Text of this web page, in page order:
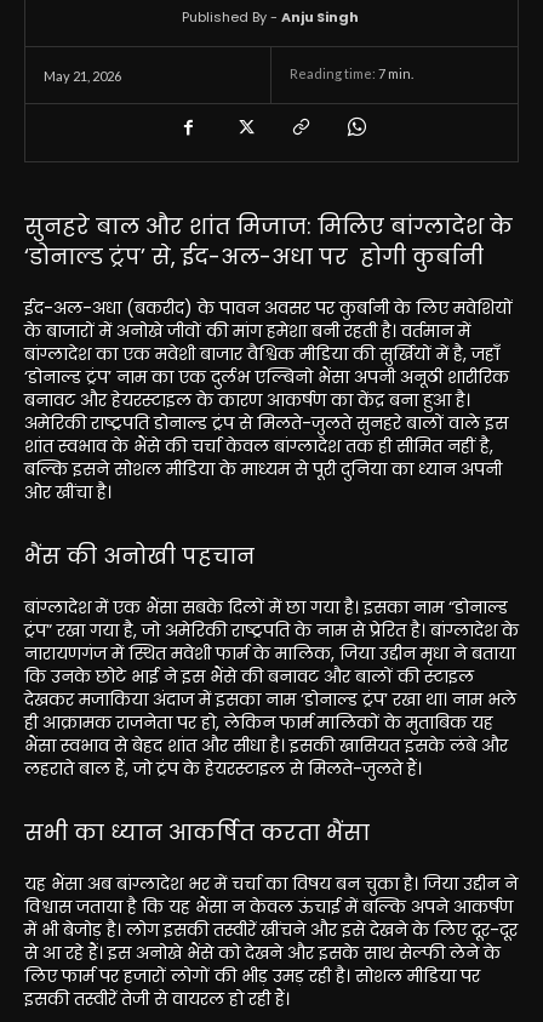
May 21, 2026 Reading time: 7 min.
Published By - Anju Singh
सुनहरे बाल और शांत मिजाज: मिलिए बांग्लादेश के
‘डोनाल्ड ट्रंप’ से, ईद-अल-अधा पर होगी कुर्बानी
ईद-अल-अधा (बकरीद) के पावन अवसर पर कुर्बानी के लिए मवेशियों
के बाजारों में अनोखे जीवों की मांग हमेशा बनी रहती है। वर्तमान में
बांग्लादेश का एक मवेशी बाजार वैश्विक मीडिया की सुर्खियों में है, जहाँ
‘डोनाल्ड ट्रंप’ नाम का एक दुर्लभ एल्बिनो भैंसा अपनी अनूठी शारीरिक
बनावट और हेयरस्टाइल के कारण आकर्षण का केंद्र बना हुआ है।
अमेरिकी राष्ट्रपति डोनाल्ड ट्रंप से मिलते-जुलते सुनहरे बालों वाले इस
शांत स्वभाव के भैंसे की चर्चा केवल बांग्लादेश तक ही सीमित नहीं है,
बल्कि इसने सोशल मीडिया के माध्यम से पूरी दुनिया का ध्यान अपनी
ओर खींचा है।
भैंस की अनोखी पहचान
बांग्लादेश में एक भैंसा सबके दिलों में छा गया है। इसका नाम “डोनाल्ड
ट्रंप” रखा गया है, जो अमेरिकी राष्ट्रपति के नाम से प्रेरित है।बांग्लादेश के
नारायणगंज में स्थित मवेशी फार्म के मालिक, जिया उद्दीन मृधा ने बताया
कि उनके छोटे भाई ने इस भैंसे की बनावट और बालों की स्टाइल
देखकर मजाकिया अंदाज में इसका नाम ‘डोनाल्ड ट्रंप’ रखा था। नाम भले
ही आक्रामक राजनेता पर हो, लेकिन फार्म मालिकों के मुताबिक यह
भैंसा स्वभाव से बेहद शांत और सीधा है।इसकी खासियत इसके लंबे और
लहराते बाल हैं, जो ट्रंप के हेयरस्टाइल से मिलते-जुलते हैं।
सभी का ध्यान आकर्षित करता भैंसा
यह भैंसा अब बांग्लादेश भर में चर्चा का विषय बन चुका है। जिया उद्दीन ने
विश्वास जताया है कि यह भैंसा न केवल ऊंचाई में बल्कि अपने आकर्षण
में भी बेजोड़ है। लोग इसकी तस्वीरें खींचने और इसे देखने के लिए दूर-दूर
से आ रहे हैं। इस अनोखे भैंसे को देखने और इसके साथ सेल्फी लेने के
लिए फार्म पर हजारों लोगों की भीड़ उमड़ रही है। सोशल मीडिया पर
इसकी तस्वीरें तेजी से वायरल हो रही हैं।